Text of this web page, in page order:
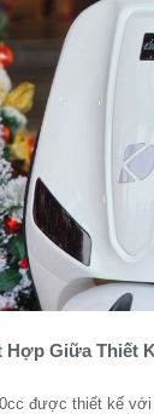
Giữa Thiết
được thiết kế